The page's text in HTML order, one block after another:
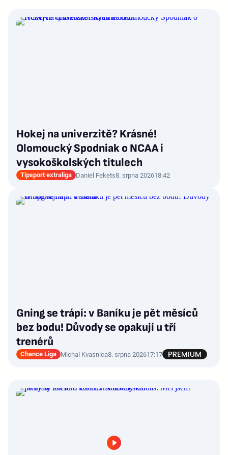
Hokej na univerzitě? Krásné!
Olomoucký Spodniak o NCAA i
vysokoškolských titulech
Tipsport extraliga Daniel Fekets8. srpna 202618:42
Gning se trápí: v Baníku je pět měsíců
bez bodu! Důvody se opakují u tří
trenérů
Chance Liga Michal Kvasnica8. srpna 202617:17